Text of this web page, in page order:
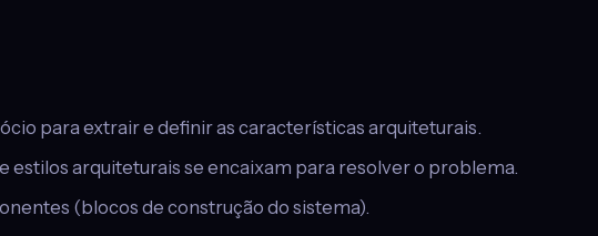
para extrair e definir as características arquiteturais.
estilos arquiteturais se encaixam para resolver o problema.
(blocos de construção do sistema).